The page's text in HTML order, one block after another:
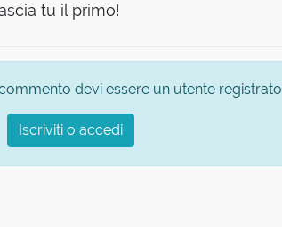
tu il primo!
devi essere un utente registrato
Iscriviti o accedi